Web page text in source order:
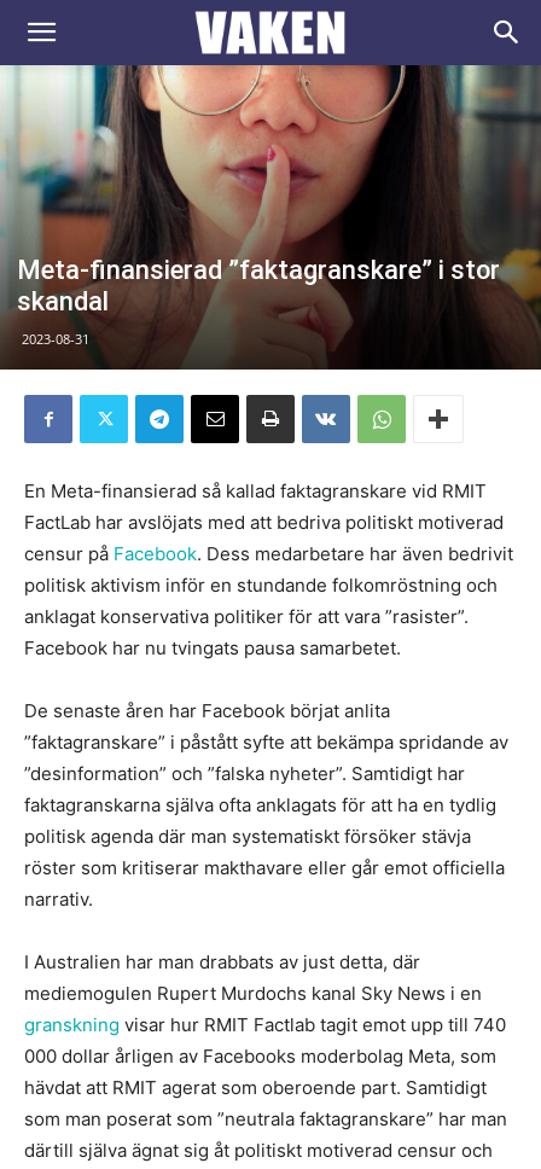
VAKEN.se
Meta-finansierad ”faktagranskare” i stor
skandal
2023-08-31
En Meta-finansierad så kallad faktagranskare vid RMIT
FactLab har avslöjats med att bedriva politiskt motiverad
censur på Facebook. Dess medarbetare har även bedrivit
politisk aktivism inför en stundande folkomröstning och
anklagat konservativa politiker för att vara ”rasister”.
Facebook har nu tvingats pausa samarbetet.
De senaste åren har Facebook börjat anlita
”faktagranskare” i påstått syfte att bekämpa spridande av
”desinformation” och ”falska nyheter”. Samtidigt har
faktagranskarna själva ofta anklagats för att ha en tydlig
politisk agenda där man systematiskt försöker stävja
röster som kritiserar makthavare eller går emot officiella
narrativ.
I Australien har man drabbats av just detta, där
mediemogulen Rupert Murdochs kanal Sky News i en
granskning visar hur RMIT Factlab tagit emot upp till 740
000 dollar årligen av Facebooks moderbolag Meta, som
hävdat att RMIT agerat som oberoende part. Samtidigt
som man poserat som ”neutrala faktagranskare” har man
därtill själva ägnat sig åt politiskt motiverad censur och